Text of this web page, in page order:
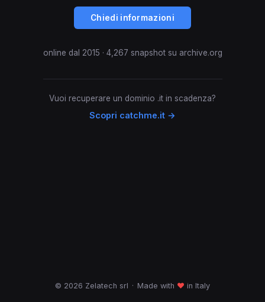
Chiedi informazioni
online dal 2015 · 4,267 snapshot su archive.org
Vuoi recuperare un dominio .it in scadenza?
Scopri catchme.it →
© 2026 Zelatech srl · Made with ♥ in Italy